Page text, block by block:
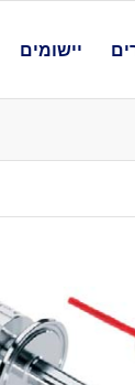
יישומים